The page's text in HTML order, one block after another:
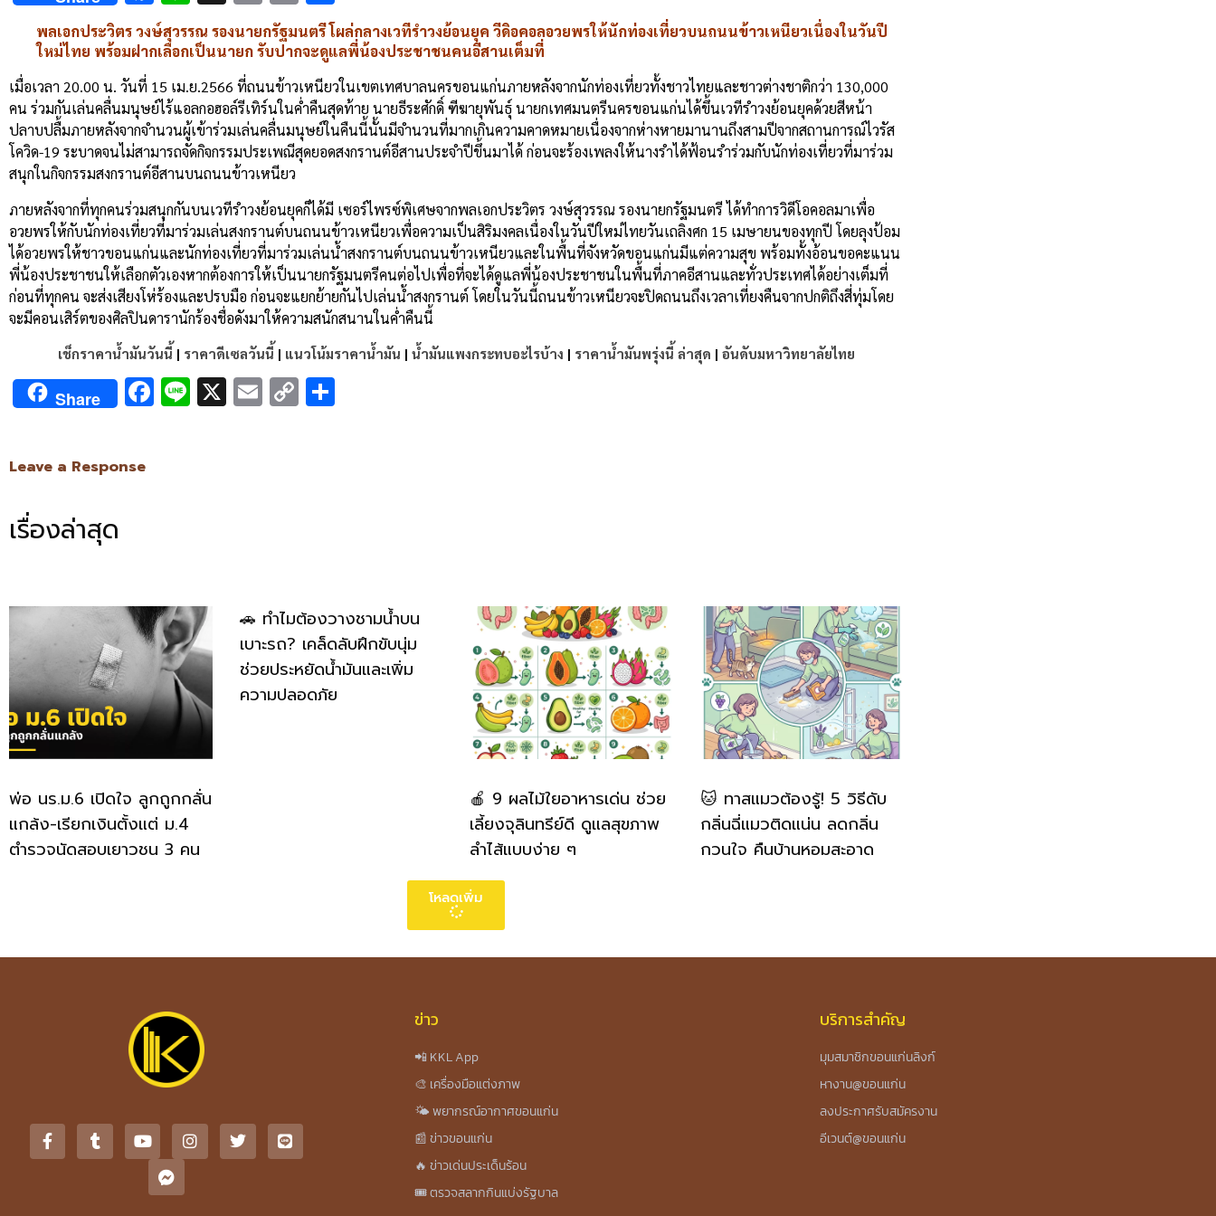
Link
พลเอกประวิตร วงษ์สุวรรณ รองนายกรัฐมนตรี โผล่กลางเวทีรำวงย้อนยุค วีดิอคอลอวยพรให้นักท่องเที่ยวบนถนนข้าวเหนียวเนื่องในวันปี
ใหม่ไทย พร้อมฝากเลือกเป็นนายก รับปากจะดูแลพี่น้องประชาชนคนอีสานเต็มที่
เมื่อเวลา 20.00 น. วันที่ 15 เม.ย.2566 ที่ถนนข้าวเหนียวในเขตเทศบาลนครขอนแก่นภายหลังจากนักท่องเที่ยวทั้งชาวไทยและชาวต่างชาติกว่า 130,000
คน ร่วมกันเล่นคลื่นมนุษย์ไร้แอลกอฮอล์รีเทิร์นในค่ำคืนสุดท้าย นายธีระศักดิ์ ฑีฆายุพันธุ์ นายกเทศมนตรีนครขอนแก่นได้ขึ้นเวทีรำวงย้อนยุคด้วยสีหน้า
ปลาบปลื้มภายหลังจากจำนวนผู้เข้าร่วมเล่นคลื่นมนุษย์ในคืนนี้นั้นมีจำนวนที่มากเกินความคาดหมายเนื่องจากห่างหายมานานถึงสามปีจากสถานการณ์ไวรัส
โควิด-19 ระบาดจนไม่สามารถจัดกิจกรรมประเพณีสุดยอดสงกรานต์อีสานประจำปีขึ้นมาได้ ก่อนจะร้องเพลงให้นางรำได้ฟ้อนรำร่วมกับนักท่องเที่ยวที่มาร่วม
สนุกในกิจกรรมสงกรานต์อีสานบนถนนข้าวเหนียว
ภายหลังจากที่ทุกคนร่วมสนุกกันบนเวทีรำวงย้อนยุคก็ได้มี เซอร์ไพรซ์พิเศษจากพลเอกประวิตร วงษ์สุวรรณ รองนายกรัฐมนตรี ได้ทำการวิดีโอคอลมาเพื่อ
อวยพรให้กับนักท่องเที่ยวที่มาร่วมเล่นสงกรานต์บนถนนข้าวเหนียวเพื่อความเป็นสิริมงคลเนื่องในวันปีใหม่ไทยวันเถลิงศก 15 เมษายนของทุกปี โดยลุงป้อม
ได้อวยพรให้ชาวขอนแก่นและนักท่องเที่ยวที่มาร่วมเล่นน้ำสงกรานต์บนถนนข้าวเหนียวและในพื้นที่จังหวัดขอนแก่นมีแต่ความสุข พร้อมทั้งอ้อนขอคะแนน
พี่น้องประชาชนให้เลือกตัวเองหากต้องการให้เป็นนายกรัฐมนตรีคนต่อไปเพื่อที่จะได้ดูแลพี่น้องประชาชนในพื้นที่ภาคอีสานและทั่วประเทศได้อย่างเต็มที่
ก่อนที่ทุกคน จะส่งเสียงโห่ร้องและปรบมือ ก่อนจะแยกย้ายกันไปเล่นน้ำสงกรานต์ โดยในวันนี้ถนนข้าวเหนียวจะปิดถนนถึงเวลาเที่ยงคืนจากปกติถึงสี่ทุ่มโดย
จะมีคอนเสิร์ตของศิลปินดารานักร้องชื่อดังมาให้ความสนักสนานในค่ำคืนนี้
เช็กราคาน้ำมันวันนี้ | ราคาดีเซลวันนี้ | แนวโน้มราคาน้ำมัน | น้ำมันแพงกระทบอะไรบ้าง | ราคาน้ำมันพรุ่งนี้ ล่าสุด | อันดับมหาวิทยาลัยไทย
Share Facebook
Line
X Email
Copy
Leave a Response
เรื่องล่าสุด
พ่อ นร.ม.6 เปิดใจ ลูกถูกกลั่น
แกล้ง-เรียกเงินตั้งแต่ ม.4
ตำรวจนัดสอบเยาวชน 3 คน
🚗 ทำไมต้องวางชามน้ำบน
เบาะรถ? เคล็ดลับฝึกขับนุ่ม
ช่วยประหยัดน้ำมันและเพิ่ม
ความปลอดภัย
🍎 9 ผลไม้ใยอาหารเด่น ช่วย
เลี้ยงจุลินทรีย์ดี ดูแลสุขภาพ
ลำไส้แบบง่าย ๆ
🐱 ทาสแมวต้องรู้! 5 วิธีดับ
กลิ่นฉี่แมวติดแน่น ลดกลิ่น
กวนใจ คืนบ้านหอมสะอาด
โหลดเพิ่ม
ข่าว
📲 KKL App
🎨 เครื่องมือแต่งภาพ
🌤️ พยากรณ์อากาศขอนแก่น
📰 ข่าวขอนแก่น
🔥 ข่าวเด่นประเด็นร้อน
🎟️ ตรวจสลากกินแบ่งรัฐบาล
บริการสำคัญ
มุมสมาชิกขอนแก่นลิงก์
หางาน@ขอนแก่น
ลงประกาศรับสมัครงาน
อีเวนต์@ขอนแก่น